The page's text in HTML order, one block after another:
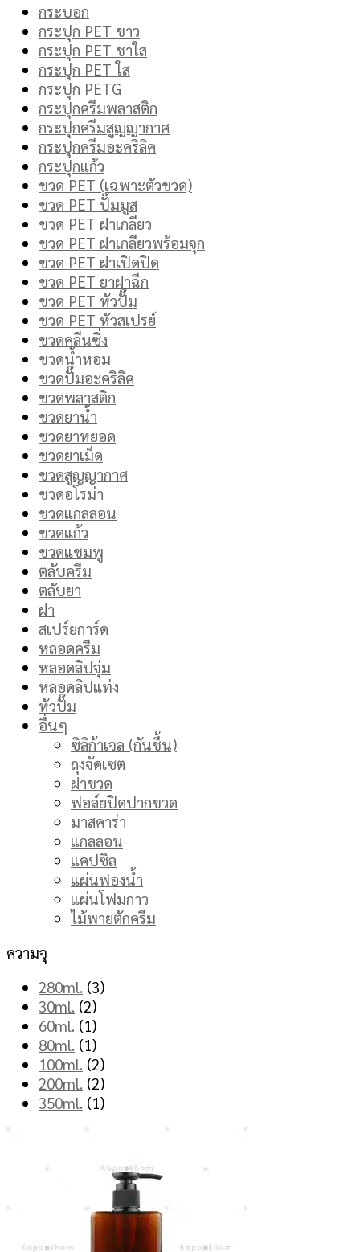
กระบอก
กระปุก PET ขาว
กระปุก PET ชาใส
กระปุก PET ใส
กระปุก PETG
กระปุกครีมพลาสติก
กระปุกครีมสูญญากาศ
กระปุกครีมอะคริลิค
กระปุกแก้ว
ขวด PET (เฉพาะตัวขวด)
ขวด PET ปั๊มมูส
ขวด PET ฝาเกลียว
ขวด PET ฝาเกลียวพร้อมจุก
ขวด PET ฝาเปิดปิด
ขวด PET ยาฝาฉีก
ขวด PET หัวปั๊ม
ขวด PET หัวสเปรย์
ขวดคลีนซิ่ง
ขวดน้ำหอม
ขวดปั๊มอะคริลิค
ขวดพลาสติก
ขวดยาน้ำ
ขวดยาหยอด
ขวดยาเม็ด
ขวดสูญญากาศ
ขวดอโรม่า
ขวดแกลลอน
ขวดแก้ว
ขวดแชมพู
ตลับครีม
ตลับยา
ฝา
สเปร์ยการ์ด
หลอดครีม
หลอดลิปจุ่ม
หลอดลิปแท่ง
หัวปั๊ม
อื่นๆ
ซิลิก้าเจล (กันชื้น)
ถุงจัดเซต
ฝาขวด
ฟอล์ยปิดปากขวด
มาสคาร่า
แกลลอน
แคปซิล
แผ่นฟองน้ำ
แผ่นโฟมกาว
ไม้พายตักครีม
ความจุ
280ml. (3)
30ml. (2)
60ml. (1)
80ml. (1)
100ml. (2)
200ml. (2)
350ml. (1)